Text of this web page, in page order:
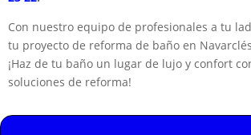
Con nuestro equipo de profesionales a tu
tu proyecto de reforma de baño en
¡Haz de tu baño un lugar de lujo y confort
soluciones de reforma!